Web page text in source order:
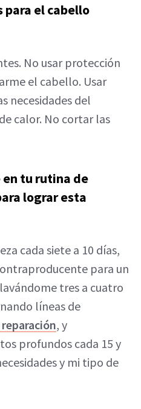
para el cabello
No usar protección
el cabello. Usar
necesidades del
calor. No cortar las
en tu rutina de
lograr esta
cada siete a 10 días,
para un
tres a cuatro
líneas de
, y
profundos cada 15 y
y mi tipo de